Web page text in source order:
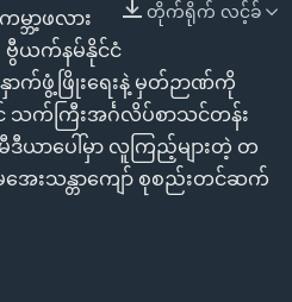
တိုက်ရိုက် လင့်ခ်
ဘာ့ဖလား
ဗွီယက်နမ်နိုင်ငံ
က်ဖွံ့ဖြိုးရေးနဲ့ မှတ်ဉာဏ်ကို
က်ကြီးအင်္ဂလိပ်စာသင်တန်း
ယာပေါ်မှာ လူကြည့်များတဲ့ တ
းသန္တာကျော် စုစည်းတင်ဆက်